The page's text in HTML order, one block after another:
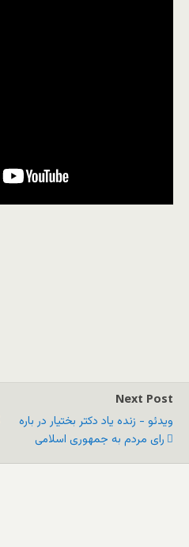
Next Post
ویدئو - زنده یاد دکتر بختیار در باره
رای مردم به جمهوری اسلامی